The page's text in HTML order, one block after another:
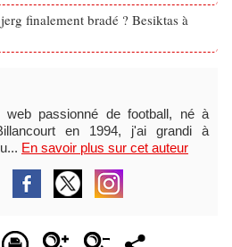
finalement bradé ? Besiktas à
web passionné de football, né à
en 1994, j'ai grandi à
En savoir plus sur cet auteur